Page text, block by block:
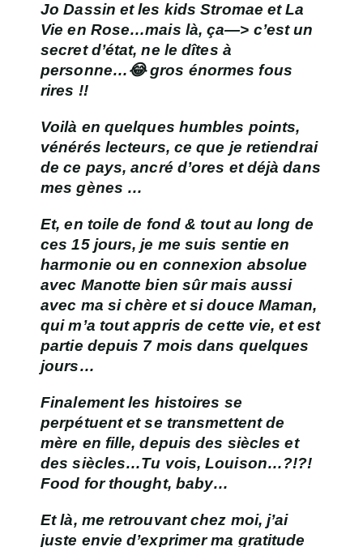
Jo Dassin et les kids Stromae etLa
Vie en Rose…mais là, ça—> c’est un
secret d’état, ne le dîtes à
personne…😂 gros énormes fous
rires !!
Voilà en quelques humbles points,
vénérés lecteurs, ce que je retiendrai
de ce pays, ancré d’ores et déjà dans
mes gènes …
Et, en toile de fond & tout au long de
ces 15 jours, je me suis sentie en
harmonie ou en connexion absolue
avec Manotte bien sûr mais aussi
avec ma si chère et si douce Maman,
qui m’a tout appris de cette vie, et est
partie depuis 7 mois dans quelques
jours…
Finalement les histoires se
perpétuent et se transmettent de
mère en fille, depuis des siècles et
des siècles…Tu vois, Louison…?!?!
Food for thought, baby…
Et là, me retrouvant chez moi, j’ai
juste envie d’exprimer ma gratitude